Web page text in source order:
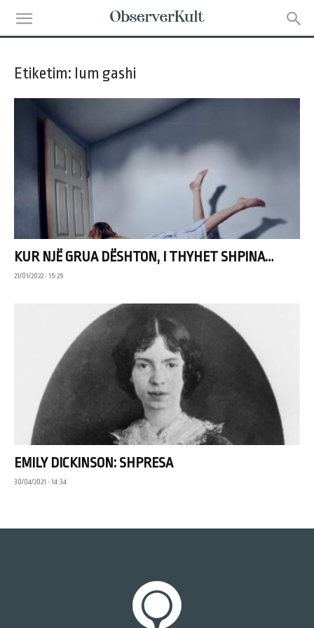
Etiketim: lum gashi
KUR NJË GRUA DËSHTON, I THYHET SHPINA…
21/01/2022 • 15:25
EMILY DICKINSON: SHPRESA
30/04/2021 • 14:34